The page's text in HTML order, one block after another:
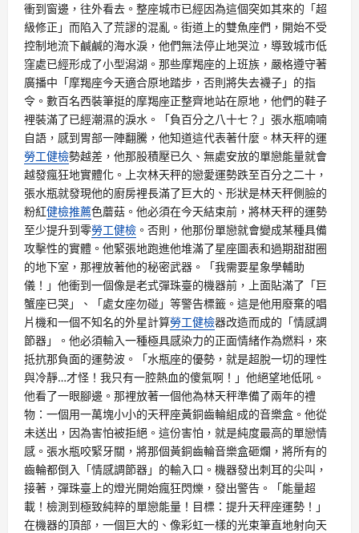
衝到窗邊，往外看去。整座城市已經因為這個突如其來的「超
級修正」而陷入了荒謬的混亂。街道上的雙魚座們，開始不受
控制地流下鹹鹹的海水淚，他們無法停止地哭泣，導致城市低
窪處已經形成了小型潟湖。那些摩羯座的上班族，嚴格遵守著
廣播中「摩羯座今天適合原地踏步，否則將失去襪子」的指
令。數百名西裝筆挺的摩羯座正整齊地站在原地，他們的鞋子
裡裝滿了已經潮濕的淚水。「負百分之八十七？」張水瓶喃喃
自語，感到胃部一陣翻騰，他知道這代表著什麼。林天秤的運
勞工健檢勢越差，他那股積壓已久、無處安放的單戀能量就會
越發瘋狂地實體化。上次林天秤的戀愛運勢跌至百分之二十，
張水瓶就發現他的廚房裡長滿了巨大的、形狀是林天秤側臉的
粉紅健檢推薦色蘑菇。他必須在今天結束前，將林天秤的運勢
至少提升到零勞工健檢 。否則，他那份單戀就會變成某種具備
攻擊性的實體。他緊張地跑進他堆滿了星座圖表和過期甜甜圈
的地下室，那裡放著他的秘密武器。「我需要星象學輔助
儀！」他衝到一個像是老式彈珠臺的機器前，上面貼滿了「巨
蟹座已哭」、「處女座勿碰」等警告標籤。這是他用廢棄的唱
片機和一個不知名的外星計算勞工健檢器改造而成的「情感調
節器」。他必須輸入一種極具感染力的正面情緒作為燃料，來
抵抗那負面的運勢波。「水瓶座的優勢，就是超脫一切的理性
與冷靜…才怪！我只有一腔熱血的傻氣啊！」他絕望地低吼。
他看了一眼腳邊。那裡放著一個他為林天秤準備了兩年的禮
物：一個用一萬塊小小的天秤座黃銅齒輪組成的音樂盒。他從
未送出，因為害怕被拒絕。這份害怕，就是純度最高的單戀情
感。張水瓶咬緊牙關，將那個黃銅齒輪音樂盒砸爛，將所有的
齒輪都倒入「情感調節器」的輸入口。機器發出刺耳的尖叫，
接著，彈珠臺上的燈光開始瘋狂閃爍，發出警告。「能量超
載！檢測到極致純粹的單戀能量！目標：提升天秤座運勢！」
在機器的頂部，一個巨大的、像彩虹一樣的光束筆直地射向天